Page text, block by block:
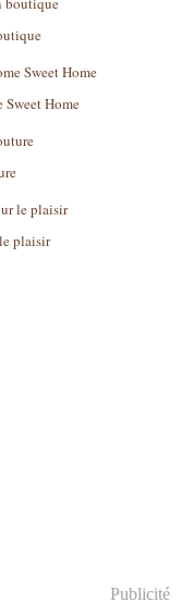
Sweet Home
plaisir
Publicité